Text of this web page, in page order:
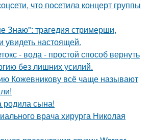
что посетила концерт группы
Знаю": трагедия стримерши,
увидеть настоящей.
- вода - простой способ вернуть
без лишних усилий.
Кожевникову всё чаще называют
родила сына!
врача хирурга Николая